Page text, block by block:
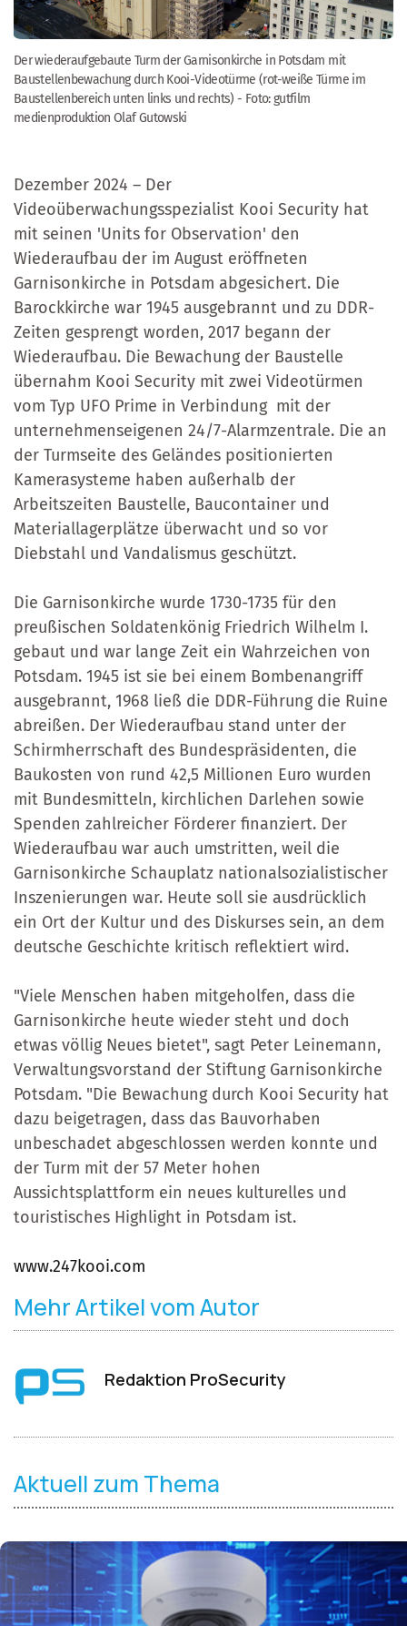
Der wiederaufgebaute Turm der Garnisonkirche in Potsdam mit
Baustellenbewachung durch Kooi-Videotürme (rot-weiße Türme im
Baustellenbereich unten links und rechts) - Foto: gutfilm
medienproduktion Olaf Gutowski
Dezember 2024 – Der
Videoüberwachungsspezialist Kooi Security hat
mit seinen 'Units for Observation' den
Wiederaufbau der im August eröffneten
Garnisonkirche in Potsdam abgesichert. Die
Barockkirche war 1945 ausgebrannt und zu DDR-
Zeiten gesprengt worden, 2017 begann der
Wiederaufbau. Die Bewachung der Baustelle
übernahm Kooi Security mit zwei Videotürmen
vom Typ UFO Prime in Verbindung mit der
unternehmenseigenen 24/7-Alarmzentrale. Die an
der Turmseite des Geländes positionierten
Kamerasysteme haben außerhalb der
Arbeitszeiten Baustelle, Baucontainer und
Materiallagerplätze überwacht und so vor
Diebstahl und Vandalismus geschützt.
Die Garnisonkirche wurde 1730-1735 für den
preußischen Soldatenkönig Friedrich Wilhelm I.
gebaut und war lange Zeit ein Wahrzeichen von
Potsdam. 1945 ist sie bei einem Bombenangriff
ausgebrannt, 1968 ließ die DDR-Führung die Ruine
abreißen. Der Wiederaufbau stand unter der
Schirmherrschaft des Bundespräsidenten, die
Baukosten von rund 42,5 Millionen Euro wurden
mit Bundesmitteln, kirchlichen Darlehen sowie
Spenden zahlreicher Förderer finanziert. Der
Wiederaufbau war auch umstritten, weil die
Garnisonkirche Schauplatz nationalsozialistischer
Inszenierungen war. Heute soll sie ausdrücklich
ein Ort der Kultur und des Diskurses sein, an dem
deutsche Geschichte kritisch reflektiert wird.
"Viele Menschen haben mitgeholfen, dass die
Garnisonkirche heute wieder steht und doch
etwas völlig Neues bietet", sagt Peter Leinemann,
Verwaltungsvorstand der Stiftung Garnisonkirche
Potsdam. "Die Bewachung durch Kooi Security hat
dazu beigetragen, dass das Bauvorhaben
unbeschadet abgeschlossen werden konnte und
der Turm mit der 57 Meter hohen
Aussichtsplattform ein neues kulturelles und
touristisches Highlight in Potsdam ist.
www.247kooi.com
Mehr Artikel vom Autor
Redaktion ProSecurity
Aktuell zum Thema